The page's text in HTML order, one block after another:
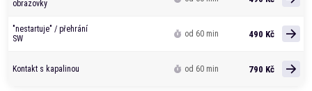
obrazovky
"nestartuje" / přehrání
SW
od 60 min 490 Kč
Kontakt s kapalinou od 60 min 790 Kč